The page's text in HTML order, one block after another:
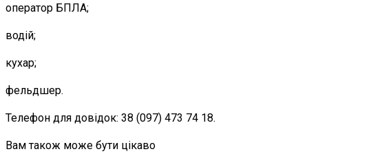
оператор БПЛА;
водій;
кухар;
фельдшер.
Телефон для довідок: 38 (097) 473 74 18.
Вам також може бути цікаво